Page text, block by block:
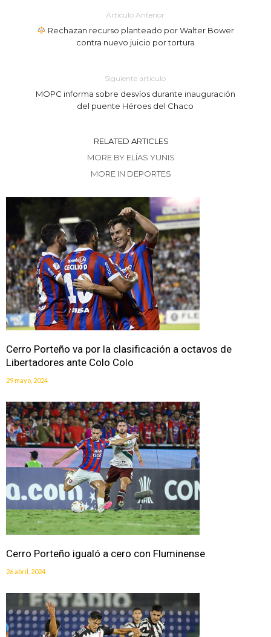
Artículo Anterior
Rechazan recurso planteado por Walter Bower
contra nuevo juicio por tortura
Siguiente artículo
MOPC informa sobre desvíos durante inauguración
del puente Héroes del Chaco
RELATED ARTICLES
MORE BY ELÍAS YUNIS
MORE IN DEPORTES
Cerro Porteño va por la clasificación a octavos de
Libertadores ante Colo Colo
29 mayo, 2024
Cerro Porteño igualó a cero con Fluminense
26 abril, 2024